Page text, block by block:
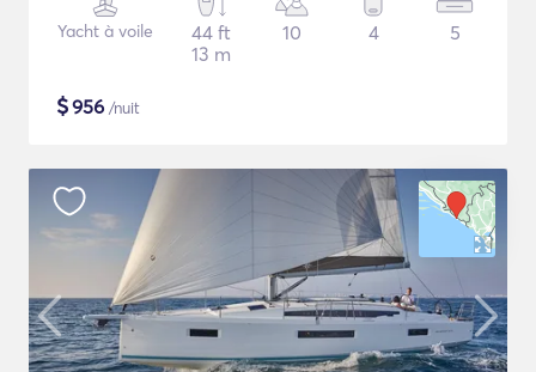
Yacht à voile
44 ft
13 m
10 4 5
$956 /nuit